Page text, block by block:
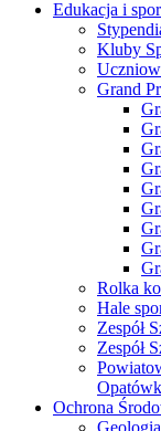
Edukacja i
Kluby
Grand
Rolka
Hale
Zespół
Zespół
Ochrona
Geologia